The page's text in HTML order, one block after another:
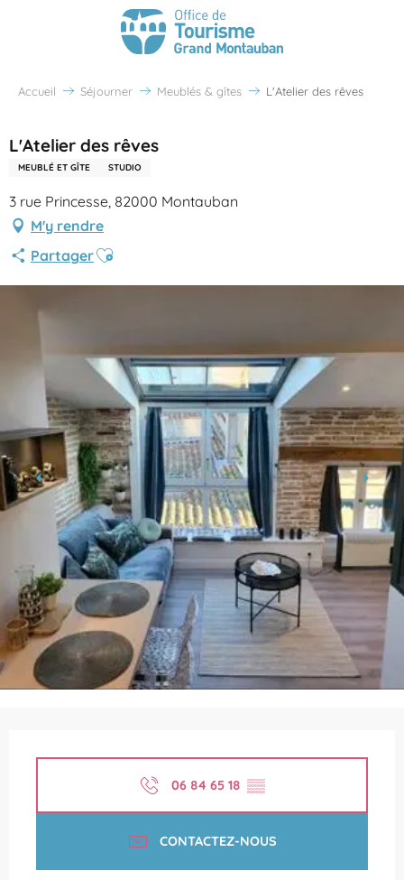
Accueil Séjourner Meublés & gîtes L'Atelier des rêves
L'Atelier des rêves
MEUBLÉ ET GÎTE STUDIO
3 rue Princesse, 82000 Montauban
M'y rendre
PartagerAjouter aux favoris
06 84 65 18 ▒▒
CONTACTEZ-NOUS